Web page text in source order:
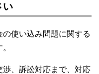
い
使い込み問題に関する
、訴訟対応まで、対応